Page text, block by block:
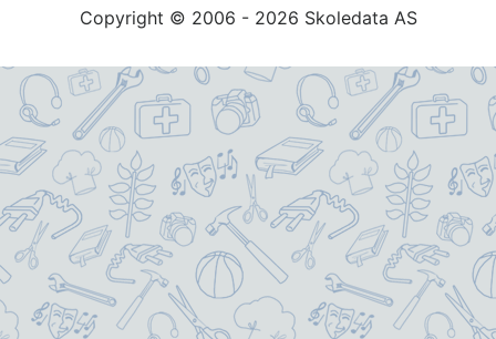
Copyright © 2006 - 2026 Skoledata AS